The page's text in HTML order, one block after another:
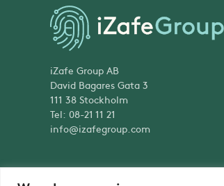
iZafe Group AB
David Bagares Gata 3
111 38 Stockholm
Tel: 08-21 11 21
info@izafegroup.com